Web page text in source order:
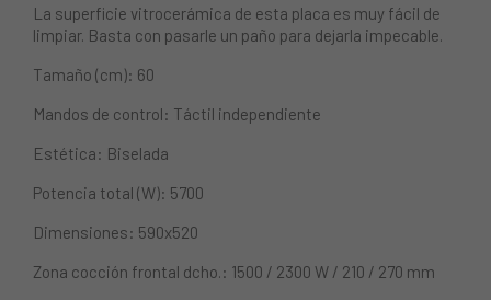
La superficie vitrocerámica de esta placa es muy fácil de
limpiar. Basta con pasarle un paño para dejarla impecable.
Tamaño (cm): 60
Mandos de control: Táctil independiente
Estética: Biselada
Potencia total (W): 5700
Dimensiones: 590x520
Zona cocción frontal dcho.: 1500 / 2300 W / 210 / 270 mm